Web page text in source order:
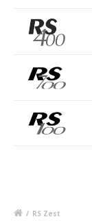
/ RS Zest